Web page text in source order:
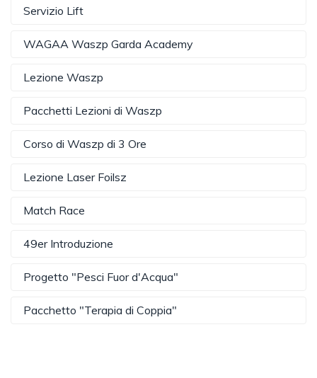
Servizio Lift
WAGAA Waszp Garda Academy
Lezione Waszp
Pacchetti Lezioni di Waszp
Corso di Waszp di 3 Ore
Lezione Laser Foilsz
Match Race
49er Introduzione
Progetto "Pesci Fuor d'Acqua"
Pacchetto "Terapia di Coppia"